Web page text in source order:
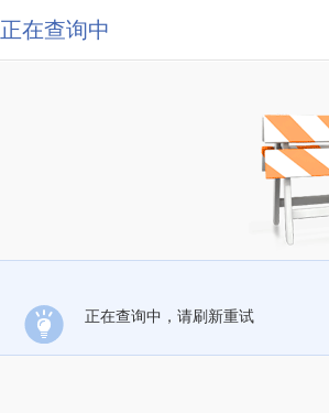
正在查询中
正在查询中，请刷新重试